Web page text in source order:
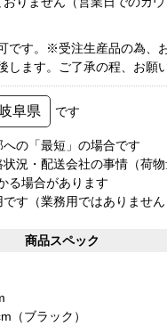
です。※受注生産品の為、
します。ご了承の程、お願
阜県 です
の「最短」の場合です
況・配送会社の事情（荷
る場合があります
す（業務用ではありません
商品スペック
（ブラック）